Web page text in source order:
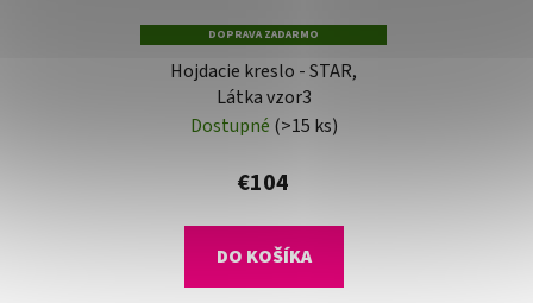
DOPRAVA ZADARMO
Hojdacie kreslo - STAR,
Látka vzor3
Dostupné (>15 ks)
€104
DO KOŠÍKA